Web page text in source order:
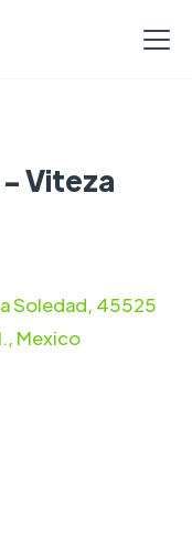
Viteza
Soledad, 45525
Mexico